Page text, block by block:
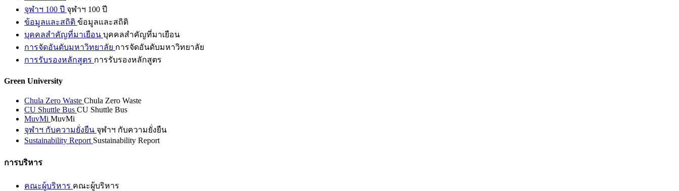
จุฬาฯ 100 ปี จุฬาฯ 100 ปี
ข้อมูลและสถิติ ข้อมูลและสถิติ
บุคคลสำคัญที่มาเยือน บุคคลสำคัญที่มาเยือน
การจัดอันดับมหาวิทยาลัย การจัดอันดับมหาวิทยาลัย
การรับรองหลักสูตร การรับรองหลักสูตร
Green University
Chula Zero Waste Chula Zero Waste
CU Shuttle Bus CU Shuttle Bus
MuvMi MuvMi
จุฬาฯ กับความยั่งยืน จุฬาฯ กับความยั่งยืน
Sustainability Report Sustainability Report
การบริหาร
คณะผู้บริหาร คณะผู้บริหาร